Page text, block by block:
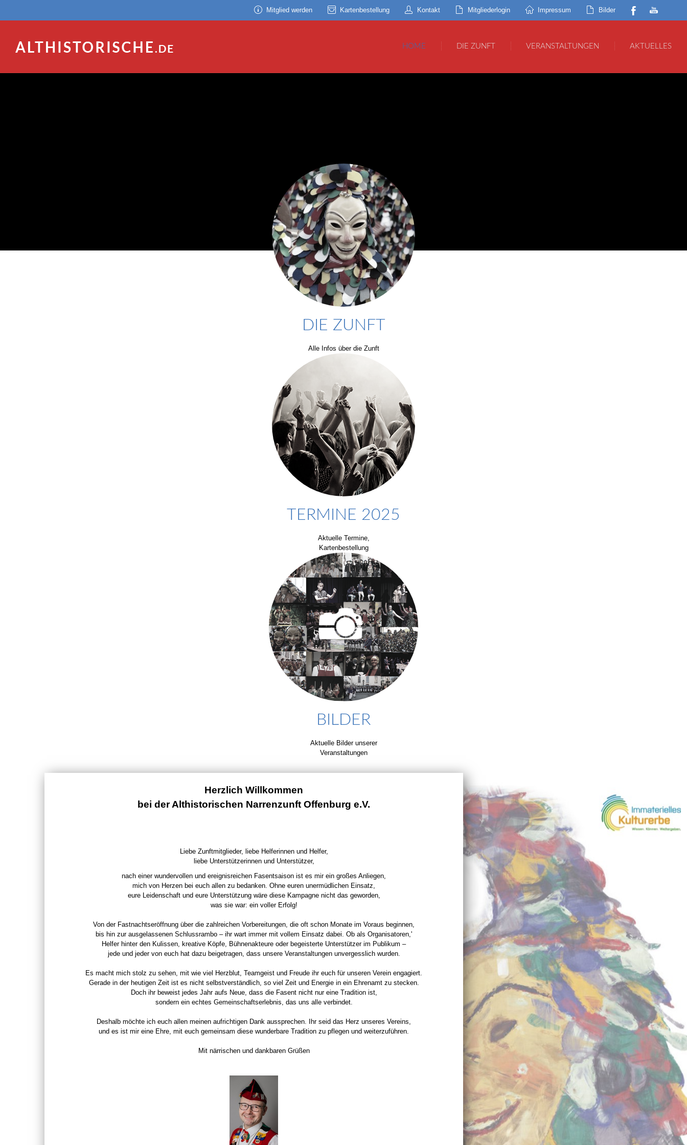
Mitglied werden Kartenbestellung Kontakt Mitgliederlogin Impressum Bilder
HOME DIE ZUNFT VERANSTALTUNGEN AKTUELLES
DIE ZUNFT
Alle Infos über die Zunft
TERMINE 2025
Aktuelle Termine,
Kartenbestellung
BILDER
Aktuelle Bilder unserer
Veranstaltungen
Herzlich Willkommen
bei der Althistorischen Narrenzunft Offenburg e.V.
Liebe Zunftmitglieder, liebe Helferinnen und Helfer,
liebe Unterstützerinnen und Unterstützer,
nach einer wundervollen und ereignisreichen Fasentsaison ist es mir ein großes Anliegen,
mich von Herzen bei euch allen zu bedanken. Ohne euren unermüdlichen Einsatz,
eure Leidenschaft und eure Unterstützung wäre diese Kampagne nicht das geworden,
was sie war: ein voller Erfolg!
Von der Fastnachtseröffnung über die zahlreichen Vorbereitungen, die oft schon Monate im Voraus beginnen,
bis hin zur ausgelassenen Schlussrambo – ihr wart immer mit vollem Einsatz dabei. Ob als Organisatoren,'
Helfer hinter den Kulissen, kreative Köpfe, Bühnenakteure oder begeisterte Unterstützer im Publikum –
jede und jeder von euch hat dazu beigetragen, dass unsere Veranstaltungen unvergesslich wurden.
Es macht mich stolz zu sehen, mit wie viel Herzblut, Teamgeist und Freude ihr euch für unseren Verein engagiert.
Gerade in der heutigen Zeit ist es nicht selbstverständlich, so viel Zeit und Energie in ein Ehrenamt zu stecken.
Doch ihr beweist jedes Jahr aufs Neue, dass die Fasent nicht nur eine Tradition ist,
sondern ein echtes Gemeinschaftserlebnis, das uns alle verbindet.
Deshalb möchte ich euch allen meinen aufrichtigen Dank aussprechen. Ihr seid das Herz unseres Vereins,
und es ist mir eine Ehre, mit euch gemeinsam diese wunderbare Tradition zu pflegen und weiterzuführen.
Mit närrischen und dankbaren Grüßen